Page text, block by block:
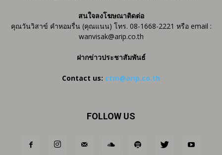
สนใจลงโฆษณาติดต่อ
คุณวันวิสาข์ คำหอมรื่น (คุณแนน) โทร. 08-1668-2221 หรือ email :
wanvisak@arip.co.th
ฝากข่าวประชาสัมพันธ์
Contact us: ctm@arip.co.th
FOLLOW US